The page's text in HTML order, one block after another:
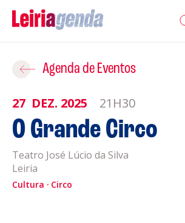
Agenda
Sobre a Leiriagenda
Promotores
Clubes Desportivos
Agenda de Eventos
27 DEZ. 2025 21H30
O Grande Circo
Teatro José Lúcio da Silva
Leiria
Cultura Circo
Adicionar ao Roteiro
ROTEIROS EXISTENTES
CRIAR NOVO